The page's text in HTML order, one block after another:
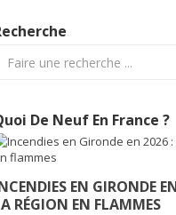
De Neuf En France ?
EN GIRONDE
RÉGION EN FLAMMES